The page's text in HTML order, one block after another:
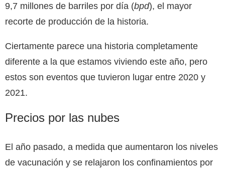
9,7 millones de barriles por día (bpd), el mayor
recorte de producción de la historia.
Ciertamente parece una historia completamente
diferente a la que estamos viviendo este año, pero
estos son eventos que tuvieron lugar entre 2020 y
2021.
Precios por las nubes
El año pasado, a medida que aumentaron los niveles
de vacunación y se relajaron los confinamientos por